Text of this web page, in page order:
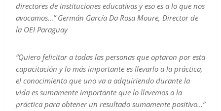
directores de instituciones educativas y eso es a lo que nos
avocamos…” Germán García Da Rosa Moure, Director de
la OEI Paraguay
“Quiero felicitar a todas las personas que optaron por esta
capacitación y lo más importante es llevarlo a la práctica,
el conocimiento que uno va a adquiriendo durante la
vida es sumamente importante que lo llevemos a la
práctica para obtener un resultado sumamente positivo…”